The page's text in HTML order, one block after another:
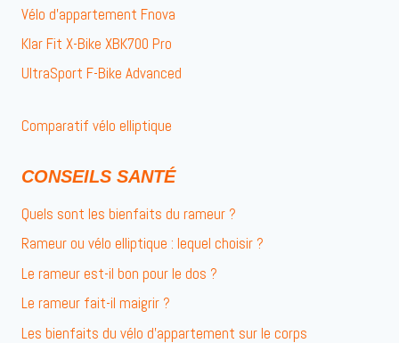
Vélo d’appartement Fnova
Klar Fit X-Bike XBK700 Pro
UltraSport F-Bike Advanced
Comparatif vélo elliptique
CONSEILS SANTÉ
Quels sont les bienfaits du rameur ?
Rameur ou vélo elliptique : lequel choisir ?
Le rameur est-il bon pour le dos ?
Le rameur fait-il maigrir ?
Les bienfaits du vélo d’appartement sur le corps